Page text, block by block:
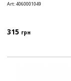
Art:4060001049
315 грн